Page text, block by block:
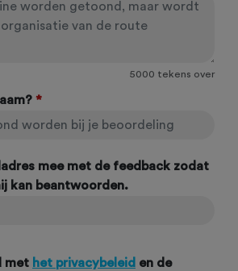
5000 tekens over
*
mee met de feedback zodat
kan beantwoorden.
met het privacybeleid en de